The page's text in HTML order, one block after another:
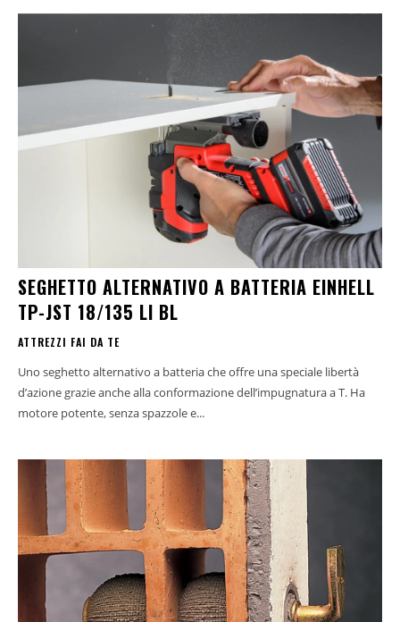
SEGHETTO ALTERNATIVO A BATTERIA EINHELL
TP-JST 18/135 LI BL
ATTREZZI FAI DA TE
Uno seghetto alternativo a batteria che offre una speciale libertà
d’azione grazie anche alla conformazione dell’impugnatura a T. Ha
motore potente, senza spazzole e...